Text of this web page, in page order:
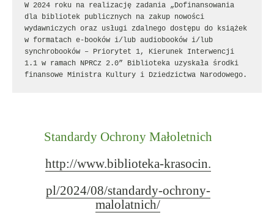
W 2024 roku na realizację zadania „Dofinansowania
dla bibliotek publicznych na zakup nowości
wydawniczych oraz usługi zdalnego dostępu do książek
w formatach e-booków i/lub audiobooków i/lub
synchrobooków – Priorytet 1, Kierunek Interwencji
1.1 w ramach NPRCz 2.0” Biblioteka uzyskała środki
finansowe Ministra Kultury i Dziedzictwa Narodowego.
Standardy Ochrony Małoletnich
http://www.biblioteka-krasocin.
pl/2024/08/standardy-ochrony-
malolatnich/